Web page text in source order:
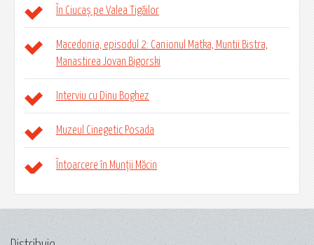
În Ciucaș pe Valea Tigăilor
Macedonia, episodul 2: Canionul Matka, Muntii Bistra,
Manastirea Jovan Bigorski
Interviu cu Dinu Boghez
Muzeul Cinegetic Posada
Întoarcere în Munții Măcin